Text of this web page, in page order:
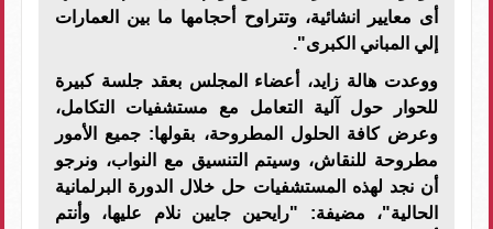
أى معايير انشائية، وتتراوح أحجامها ما بين العمارات
إلي المباني الكبرى".
ووعدت هالة زايد، أعضاء المجلس بعقد جلسة كبيرة
للحوار حول آلية التعامل مع مستشفيات التكامل،
وعرض كافة الحلول المطروحة، بقولها: جميع الأمور
مطروحة للنقاش، وسيتم التنسيق مع النواب، ونرجو
أن نجد لهذه المستشفيات حل خلال الدورة البرلمانية
الحالية"، مضيفة: "رايحين جايين نلام عليها، وأنتم